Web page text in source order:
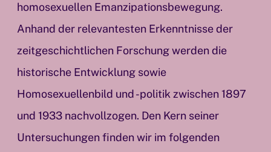
homosexuellen Emanzipationsbewegung.
Anhand der relevantesten Erkenntnisse der
zeitgeschichtlichen Forschung werden die
historische Entwicklung sowie
Homosexuellenbild und -politik zwischen 1897
und 1933 nachvollzogen. Den Kern seiner
Untersuchungen finden wir im folgenden